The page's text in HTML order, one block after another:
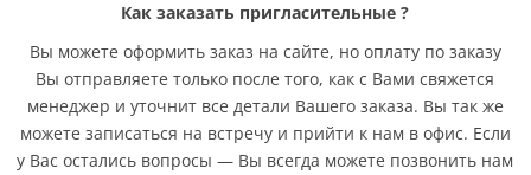
Как заказать пригласительные?
Вы можете оформить заказ на сайте, но оплату по заказу
Вы отправляете только после того, как с Вами свяжется
менеджер и уточнит все детали Вашего заказа. Вы так же
можете записаться на встречу и прийти к нам в офис. Если
у Вас остались вопросы — Вы всегда можете позвонить нам